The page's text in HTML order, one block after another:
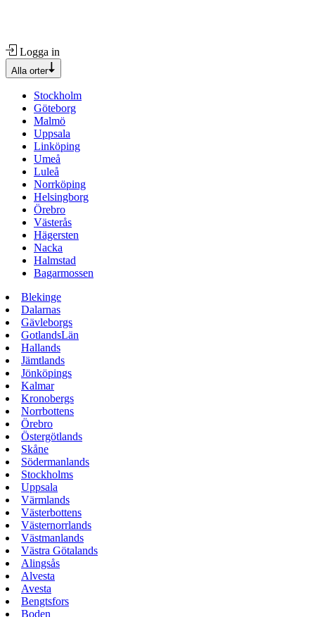
Logga in
Alla orter
Stockholm
Göteborg
Malmö
Uppsala
Linköping
Umeå
Luleå
Norrköping
Helsingborg
Örebro
Västerås
Hägersten
Nacka
Halmstad
Bagarmossen
Blekinge
Dalarnas
Gävleborgs
GotlandsLän
Hallands
Jämtlands
Jönköpings
Kalmar
Kronobergs
Norrbottens
Örebro
Östergötlands
Skåne
Södermanlands
Stockholms
Uppsala
Värmlands
Västerbottens
Västernorrlands
Västmanlands
Västra Götalands
Alingsås
Alvesta
Avesta
Bengtsfors
Boden